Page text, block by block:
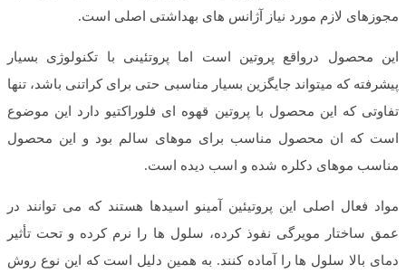
مجوزهای لازم مورد نیاز آژانس های بهداشتی اصلی است.
این محصول درواقع پروتین است اما پروتئینی با تکنولوژی بسیار
پیشرفته که میتواند جایگزین بسیار مناسبی حتی برای کراتنی باشد، تنها
تفاوتی که این محصول با پروتین قهوه ای فلوراکتیو دارد این موضوع
است که ان محصول مناسب برای موهای سالم بود و این محصول
مناسب موهای دکلره شده و اسب دیده است.
مواد فعال اصلی این پروتیئین آمینو اسیدها هستند که می توانند در
عمق ساختار مویرگی نفوذ کرده، سلول ها را نرم کرده و تحت تأثیر
دمای بالا سلول ها را آماده کنند. به همین دلیل است که این نوع روش